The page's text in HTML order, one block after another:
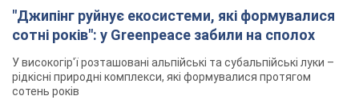
"Джипінг руйнує екосистеми, які формувалися
сотні років": у Greenpeace забили на сполох
У високогір'ї розташовані альпійські та субальпійські луки –
рідкісні природні комплекси, які формувалися протягом
сотень років